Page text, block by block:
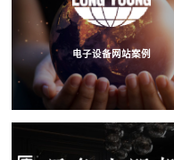
电子设备网站案例